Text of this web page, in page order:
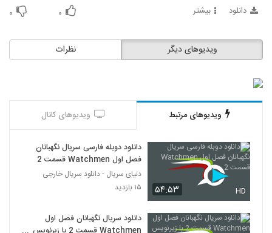
دانلود بیشتر ۰ ۰
نظرات ویدیوهای دیگر
ویدیوهای مرتبط ویدیوهای کانال
۵۴:۵۳ HD
دانلود دوبله فارسی سریال نگهبانان
فصل اول Watchmen قسمت 2
دنیای سریال - دانلود سریال خارجی
۱۵ بازدید
دانلود سریال نگهبانان فصل اول